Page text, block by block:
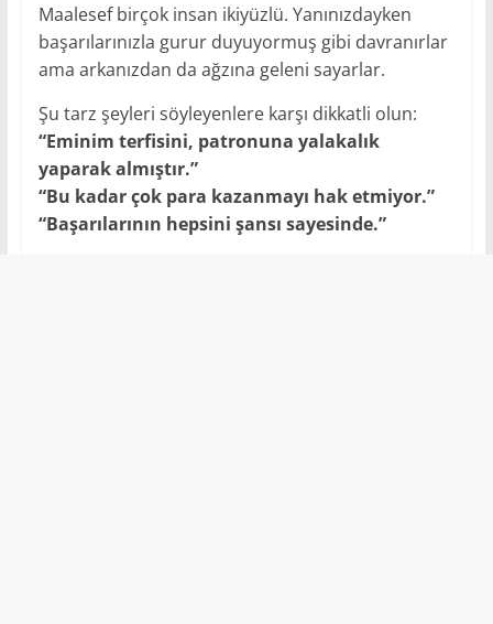
Maalesef birçok insan ikiyüzlü. Yanınızdayken
başarılarınızla gurur duyuyormuş gibi davranırlar
ama arkanızdan da ağzına geleni sayarlar.
Şu tarz şeyleri söyleyenlere karşı dikkatli olun:
“Eminim terfisini, patronuna yalakalık
yaparak almıştır.”
“Bu kadar çok para kazanmayı hak etmiyor.”
“Başarılarının hepsini şansı sayesinde.”